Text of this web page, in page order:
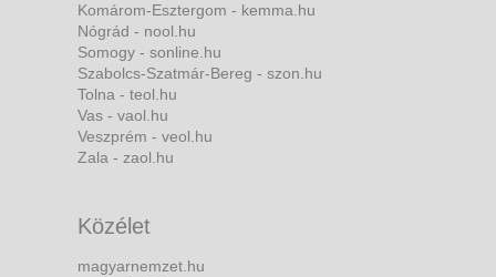
Komárom-Esztergom - kemma.hu
Nógrád - nool.hu
Somogy - sonline.hu
Szabolcs-Szatmár-Bereg - szon.hu
Tolna - teol.hu
Vas - vaol.hu
Veszprém - veol.hu
Zala - zaol.hu
Közélet
magyarnemzet.hu